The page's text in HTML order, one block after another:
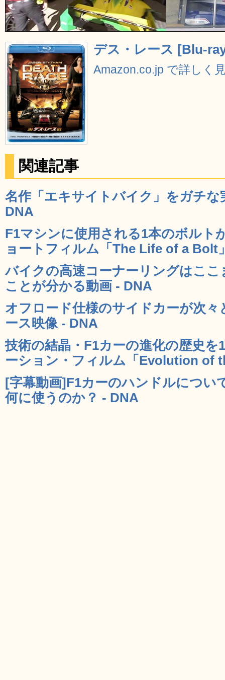
デス・レース [Blu-
Amazon.co.jp で詳しく
関連記事
名作「エキサイトバイク」をガチ
DNA
F1マシンに使用される1本のボルト
ョートフィルム「The Life of a Bolt
バイクの高速コーナーリングはこ
ことが分かる動画 - DNA
オフロード仕様のサイドカーが次々
ース映像 - DNA
技術の結晶・F1カーの進化の歴史
ーション・フィルム「Evolution of
[字幕動画]F1カーのハンドルについ
何に使うのか？ - DNA